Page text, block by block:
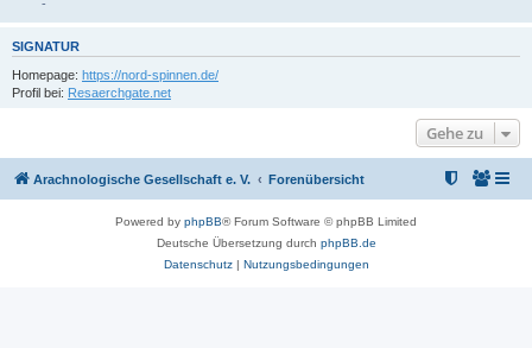
-
SIGNATUR
Homepage: https://nord-spinnen.de/
Profil bei: Resaerchgate.net
Gehe zu
Arachnologische Gesellschaft e. V. Forenübersicht
Powered by phpBB® Forum Software © phpBB Limited
Deutsche Übersetzung durch phpBB.de
Datenschutz| Nutzungsbedingungen